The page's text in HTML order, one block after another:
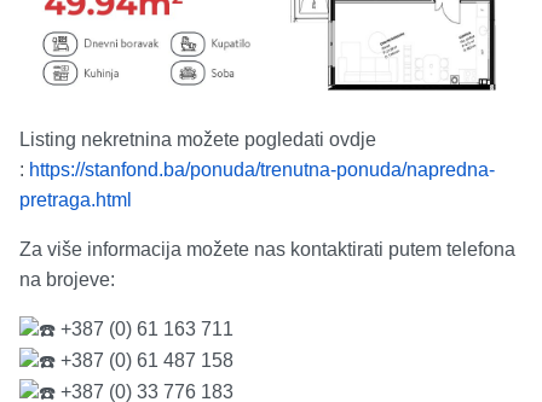
Listing nekretnina možete pogledati ovdje
: https://stanfond.ba/ponuda/trenutna-ponuda/napredna-
pretraga.html
Za više informacija možete nas kontaktirati putem telefona
na brojeve:
+387 (0) 61 163 711
+387 (0) 61 487 158
+387 (0) 33 776 183